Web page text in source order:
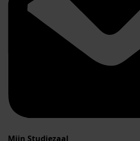
Mijn Studiezaal